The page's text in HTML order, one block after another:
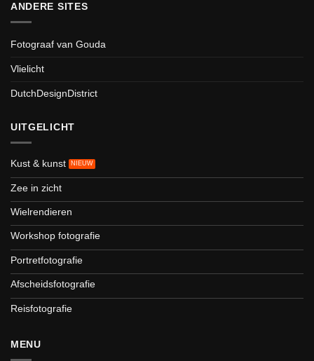
ANDERE SITES
Fotograaf van Gouda
Vlielicht
DutchDesignDistrict
UITGELICHT
Kust & kunst
Zee in zicht
Wielrendieren
Workshop fotografie
Portretfotografie
Afscheidsfotografie
Reisfotografie
MENU